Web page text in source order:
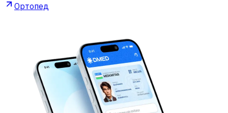
Ортопед